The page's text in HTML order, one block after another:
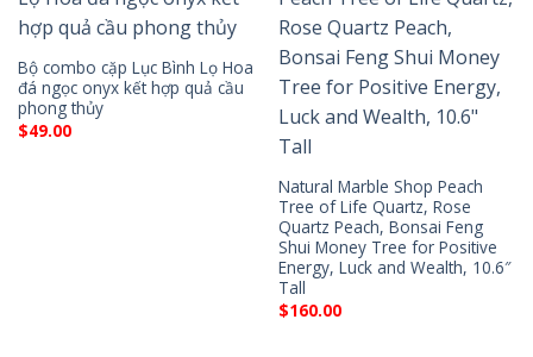
Bộ combo cặp Lục Bình Lọ Hoa
đá ngọc onyx kết hợp quả cầu
phong thủy
$49.00
Natural Marble Shop Peach
Tree of Life Quartz, Rose
Quartz Peach, Bonsai Feng
Shui Money Tree for Positive
Energy, Luck and Wealth, 10.6″
Tall
$160.00